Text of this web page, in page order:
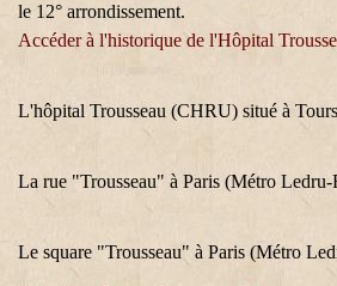
le 12° arrondissement.
Accéder à l'historique de l'Hôpital
L'hôpital Trousseau (CHRU) situé à
La rue "Trousseau" à Paris (Métro
Le square "Trousseau" à Paris (Métro